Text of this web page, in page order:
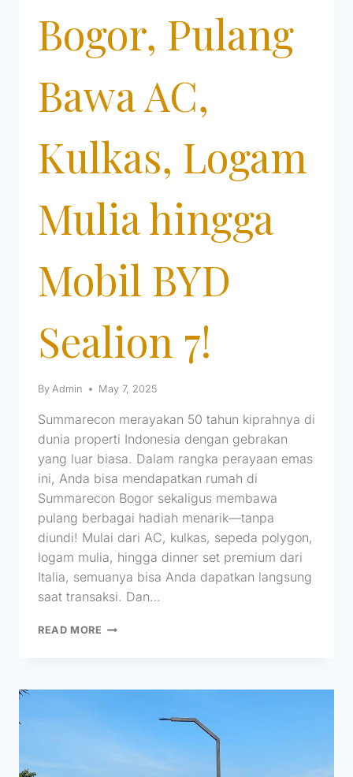
Bogor, Pulang
Bawa AC,
Kulkas, Logam
Mulia hingga
Mobil BYD
Sealion 7!
By Admin May 7, 2025
Summarecon merayakan 50 tahun kiprahnya di
dunia properti Indonesia dengan gebrakan
yang luar biasa. Dalam rangka perayaan emas
ini, Anda bisa mendapatkan rumah di
Summarecon Bogor sekaligus membawa
pulang berbagai hadiah menarik—tanpa
diundi! Mulai dari AC, kulkas, sepeda polygon,
logam mulia, hingga dinner set premium dari
Italia, semuanya bisa Anda dapatkan langsung
saat transaksi. Dan…
READ MORE